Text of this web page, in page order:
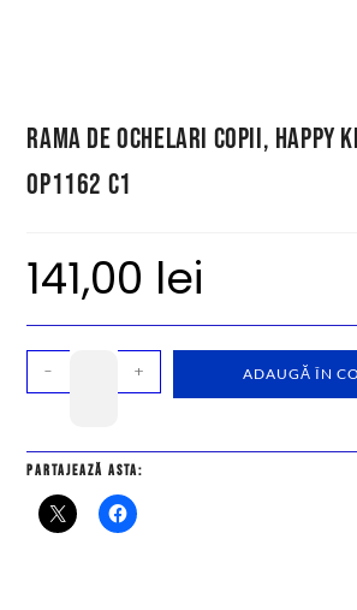
Rama de ochelari copii, Happy
OP1162 C1
141,00 lei
- + ADAUGĂ ÎN
Partajează asta: